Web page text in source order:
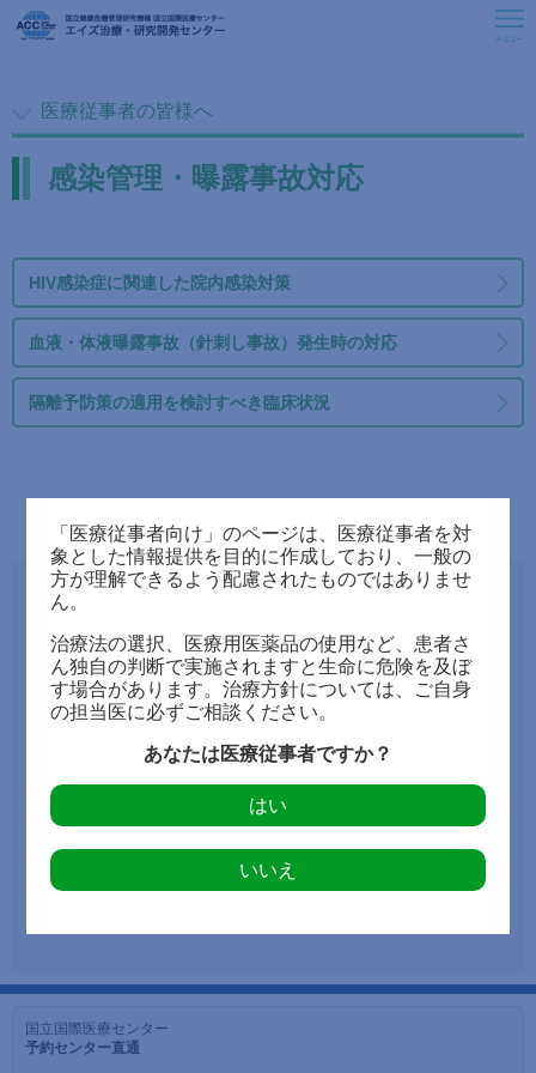
救済医療室
お知らせ
曝露後予防内服(PEP)
一般の皆様へ
医療従事者の皆様へ
研修会情報
個人情報保護について
はじめにお読みください
国立健康危機管理研究機構
医療従事者の皆様へ
患者さんをご紹介いただく際のお願い
HIV感染症に関連した院内感染対策
血液・体液曝露事故（針刺し事故）発生時の対応
隔離予防策の適用を検討すべき臨床状況
病期診断・サーベイランスのためのエイズ指標疾患
感染症法に基づく届け出について
HIV感染症の治療
エイズ治療薬研究班で手に入る薬剤
HIV感染症とその合併症 診断と治療ハンドブック
感染管理・曝露事故対応
HIV感染症に関連した院内感染対策
血液・体液曝露事故（針刺し事故）発生時の対応
隔離予防策の適用を検討すべき臨床状況
国立国際医療センター
予約センター直通
「医療従事者向け」のページは、医療従事者を対
象とした情報提供を目的に作成しており、一般の
方が理解できるよう配慮されたものではありませ
ん。
治療法の選択、医療用医薬品の使用など、患者さ
ん独自の判断で実施されますと生命に危険を及ぼ
す場合があります。治療方針については、ご自身
の担当医に必ずご相談ください。
あなたは医療従事者ですか？
はい
いいえ